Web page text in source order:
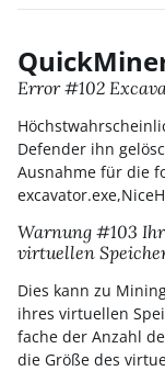
Error #102
Defender ihn
Ausnahme für die
Warnung #103
virtuellen
Dies kann zu
ihres virtuellen
fache der Anzahl
die Größe des